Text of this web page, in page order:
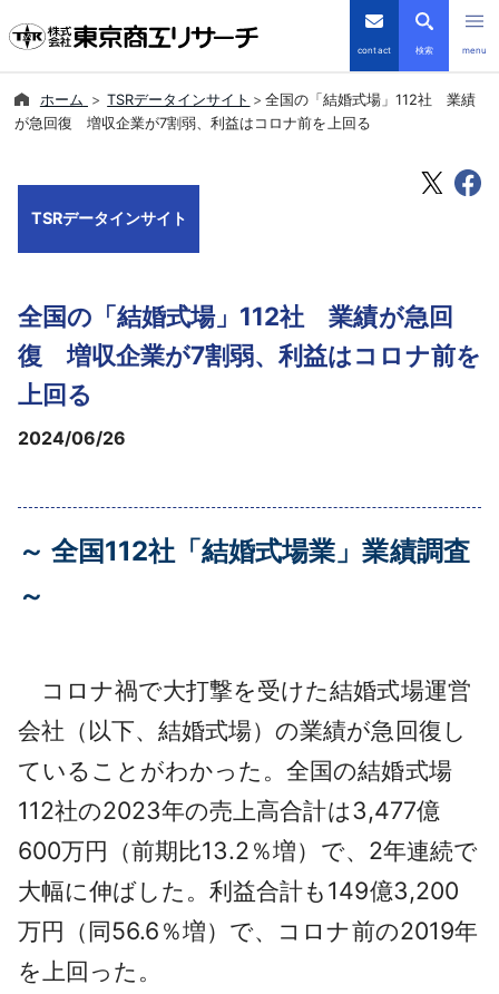
contact 検索 menu
倒産・注目企業情報
会社案内
ホーム TSRデータインサイト
全国の「結婚式場」112社 業績
が急回復 増収企業が7割弱、利益はコロナ前を上回る
TSRデータインサイト
全国の「結婚式場」112社 業績が急回
復 増収企業が7割弱、利益はコロナ前を
上回る
2024/06/26
～ 全国112社「結婚式場業」業績調査
～
コロナ禍で大打撃を受けた結婚式場運営
会社（以下、結婚式場）の業績が急回復し
ていることがわかった。全国の結婚式場
112社の2023年の売上高合計は3,477億
600万円（前期比13.2％増）で、2年連続で
大幅に伸ばした。利益合計も149億3,200
万円（同56.6％増）で、コロナ前の2019年
を上回った。